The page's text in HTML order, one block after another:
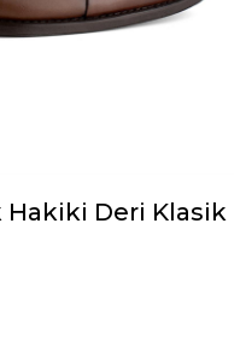
Deri Klasik